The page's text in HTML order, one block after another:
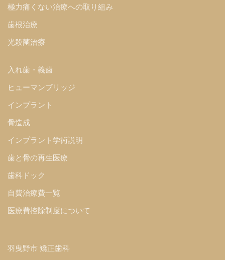
極力痛くない治療への取り組み
歯根治療
光殺菌治療
入れ歯・義歯
ヒューマンブリッジ
インプラント
骨造成
インプラント学術説明
歯と骨の再生医療
歯科ドック
自費治療費一覧
医療費控除制度について
羽曳野市 矯正歯科